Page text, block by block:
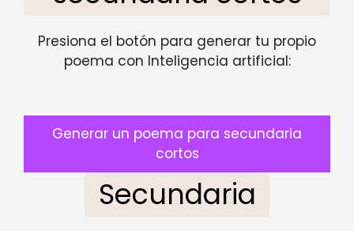
Presiona el botón para generar tu propio
poema con Inteligencia artificial:
Generar un poema para secundaria
cortos
Secundaria